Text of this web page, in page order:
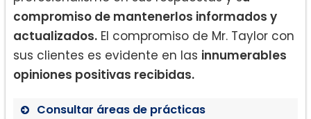
compromiso de mantenerlos informados y
actualizados. El compromiso de Mr. Taylor con
sus clientes es evidente en las innumerables
opiniones positivas recibidas.
Consultar áreas de prácticas